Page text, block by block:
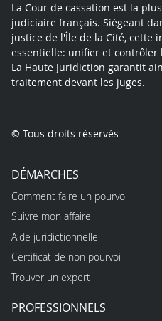
La Cour de cassation est la
judiciaire français. Siégeant
justice de l'Île de la Cité, cette
essentielle: unifier et
La Haute Juridiction garantit
traitement devant les juges.
© Tous droits réservés
DÉMARCHES
Comment faire un pourvoi
Suivre mon affaire
Aide juridictionnelle
Certificat de non pourvoi
Trouver un expert
PROFESSIONNELS